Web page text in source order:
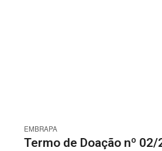
EMBRAPA
Termo de Doação nº 02/